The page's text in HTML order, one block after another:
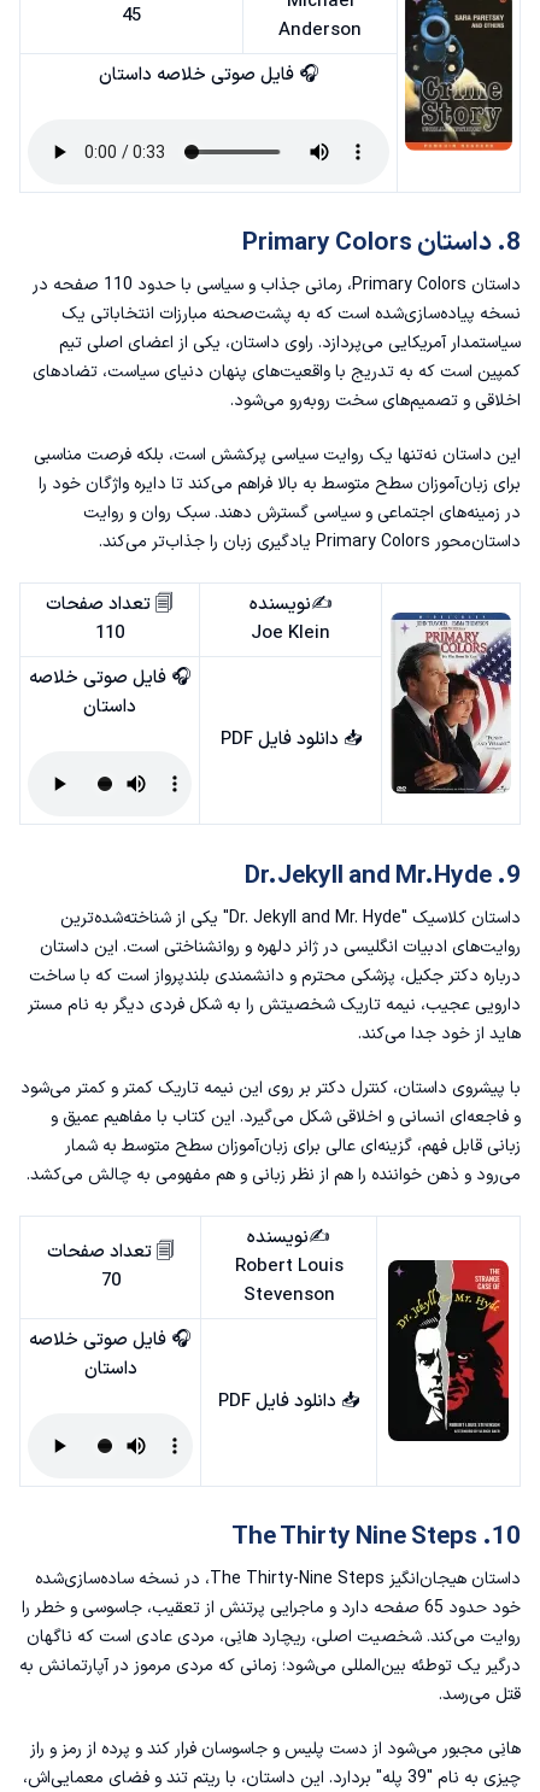
Anderson
45
🎧 فایل صوتی خلاصه داستان
8. داستان Primary Colors
داستان Primary Colors، رمانی جذاب و سیاسی با حدود 110 صفحه در
نسخه پیاده‌سازی‌شده است که به پشت‌صحنه مبارزات انتخاباتی یک
سیاستمدار آمریکایی می‌پردازد. راوی داستان، یکی از اعضای اصلی تیم
کمپین است که به تدریج با واقعیت‌های پنهان دنیای سیاست، تضادهای
اخلاقی و تصمیم‌های سخت روبه‌رو می‌شود.
این داستان نه‌تنها یک روایت سیاسی پرکشش است، بلکه فرصت مناسبی
برای زبان‌آموزان سطح متوسط به بالا فراهم می‌کند تا دایره واژگان خود را
در زمینه‌های اجتماعی و سیاسی گسترش دهند. سبک روان و روایت
داستان‌محور Primary Colors یادگیری زبان را جذاب‌تر می‌کند.
✍️نویسنده
Joe Klein
🗐 تعداد صفحات
110
📥 دانلود فایل PDF
🎧 فایل صوتی خلاصه
داستان
9. Dr.Jekyll and Mr.Hyde
داستان کلاسیک "Dr. Jekyll and Mr. Hyde" یکی از شناخته‌شده‌ترین
روایت‌های ادبیات انگلیسی در ژانر دلهره و روانشناختی است. این داستان
درباره‌ دکتر جکیل، پزشکی محترم و دانشمندی بلندپرواز است که با ساخت
دارویی عجیب، نیمه تاریک شخصیتش را به شکل فردی دیگر به نام مستر
هاید از خود جدا می‌کند.
با پیشروی داستان، کنترل دکتر بر روی این نیمه‌ تاریک کمتر و کمتر می‌شود
و فاجعه‌ای انسانی و اخلاقی شکل می‌گیرد. این کتاب با مفاهیم عمیق و
زبانی قابل فهم، گزینه‌ای عالی برای زبان‌آموزان سطح متوسط به شمار
می‌رود و ذهن خواننده را هم از نظر زبانی و هم مفهومی به چالش می‌کشد.
✍️نویسنده
Robert Louis
Stevenson
🗐 تعداد صفحات
70
📥 دانلود فایل PDF
🎧 فایل صوتی خلاصه
داستان
10. The Thirty Nine Steps
داستان هیجان‌انگیز The Thirty-Nine Steps، در نسخه ساده‌سازی‌شده
خود حدود 65 صفحه دارد و ماجرایی پرتنش از تعقیب، جاسوسی و خطر را
روایت می‌کند. شخصیت اصلی، ریچارد هانِی، مردی عادی است که ناگهان
درگیر یک توطئه‌ بین‌المللی می‌شود؛ زمانی که مردی مرموز در آپارتمانش به
قتل می‌رسد.
هانِی مجبور می‌شود از دست پلیس و جاسوسان فرار کند و پرده از رمز و راز
چیزی به نام "39 پله" بردارد. این داستان، با ریتم تند و فضای معمایی‌اش،